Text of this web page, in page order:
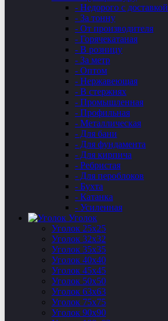
- Недорого с доставкой
- За тонну
- От производителя
- Горячекатаная
- В розницу
- За метр
- Оптом
- Нержавеющая
- В стержнях
- Промышленная
- Профильная
- Металлическая
- Для бани
- Для фундамента
- Для кирпича
- Ребристая
- Для пероблоков
- Бухта
- Катанка
- Усиленная
Уголок
Уголок 25х25
Уголок 32х32
Уголок 35х35
Уголок 40х40
Уголок 45х45
Уголок 50х50
Уголок 63х63
Уголок 75х75
Уголок 90х90